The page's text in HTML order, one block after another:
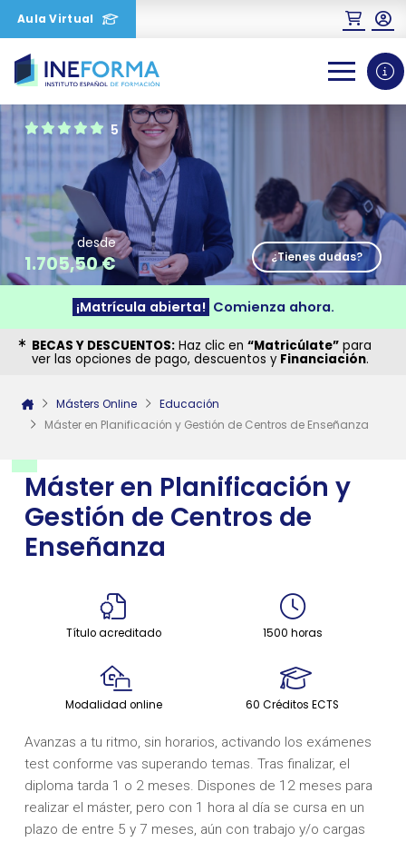
Aula Virtual
Máster en Planificación y
Gestión de Centros de
Enseñanza
Título acreditado 1500 horas
Modalidad online 60 Créditos ECTS
Avanzas a tu ritmo, sin horarios, activando los exámenes
test conforme vas superando temas. Tras finalizar, el
diploma tarda 1 o 2 meses. Dispones de 12 meses para
realizar el máster, pero con 1 hora al día se cursa en un
plazo de entre 5 y 7 meses, aún con trabajo y/o cargas
5
desde
1.705,50€ ¿Tienes dudas?
¡Matrícula abierta! Comienza ahora.
BECAS Y DESCUENTOS: Haz clic en “Matricúlate” para
ver las opciones de pago, descuentos y Financiación.
Másters Online
Educación
Máster en Planificación y Gestión de Centros de Enseñanza